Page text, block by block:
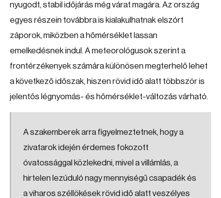
nyugodt, stabil időjárás még várat magára. Az ország
egyes részein továbbra is kialakulhatnak elszórt
záporok, miközben a hőmérséklet lassan
emelkedésnek indul. A meteorológusok szerint a
frontérzékenyek számára különösen megterhelő lehet
a következő időszak, hiszen rövid idő alatt többször is
jelentős légnyomás- és hőmérséklet-változás várható.
A szakemberek arra figyelmeztetnek, hogy a
zivatarok idején érdemes fokozott
óvatossággal közlekedni, mivel a villámlás, a
hirtelen lezúduló nagy mennyiségű csapadék és
a viharos széllökések rövid idő alatt veszélyes